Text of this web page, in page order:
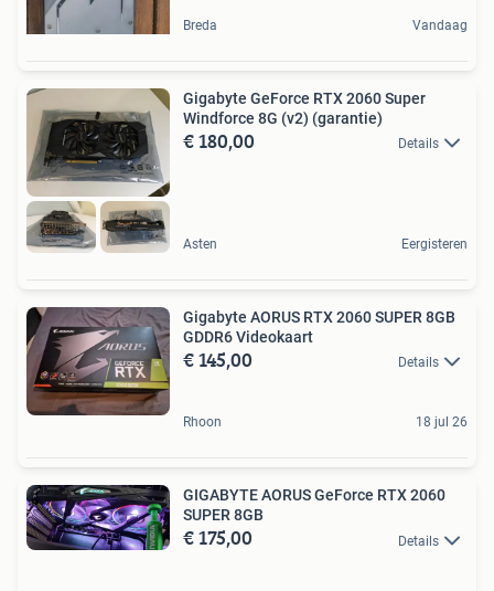
Breda Vandaag
Gigabyte GeForce RTX 2060 Super
Windforce 8G (v2) (garantie)
€ 180,00 Details
Asten Eergisteren
Gigabyte AORUS RTX 2060 SUPER 8GB
GDDR6 Videokaart
€ 145,00 Details
Rhoon 18 jul 26
GIGABYTE AORUS GeForce RTX 2060
SUPER 8GB
€ 175,00 Details